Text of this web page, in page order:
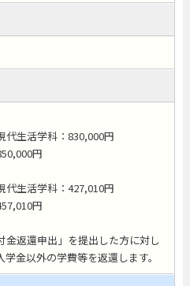
代生活学科：830,000円
円
代生活学科：427,010円
円
返還申出」を提出した方に対し
金以外の学費等を返還します。